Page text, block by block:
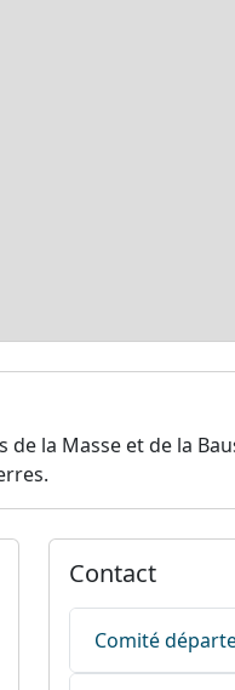
de la Masse et de la
Contact
Comité